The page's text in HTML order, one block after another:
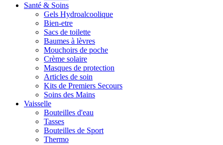
Santé & Soins
Gels Hydroalcoolique
Bien-etre
Sacs de toilette
Baumes à lèvres
Mouchoirs de poche
Crème solaire
Masques de protection
Articles de soin
Kits de Premiers Secours
Soins des Mains
Vaisselle
Bouteilles d'eau
Tasses
Bouteilles de Sport
Thermo